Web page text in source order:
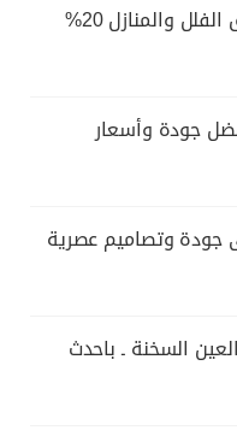
تركيب حجر أرضيات عشوائي لحدائق الفلل والمنازل 20%
جودة وأسعار
جودة وتصاميم عصرية
السخنة ـ باحدث